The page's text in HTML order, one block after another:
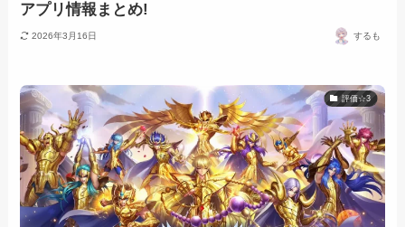
アプリ情報まとめ!
2026年3月16日 するも
評価☆3